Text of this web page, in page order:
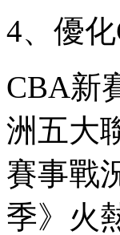
4、優
CBA新
洲五大
賽事戰
季》火